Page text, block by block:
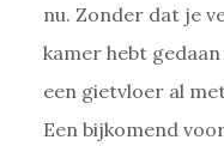
nu. Zonder dat je
kamer hebt
een gietvloer al
Een bijkomend